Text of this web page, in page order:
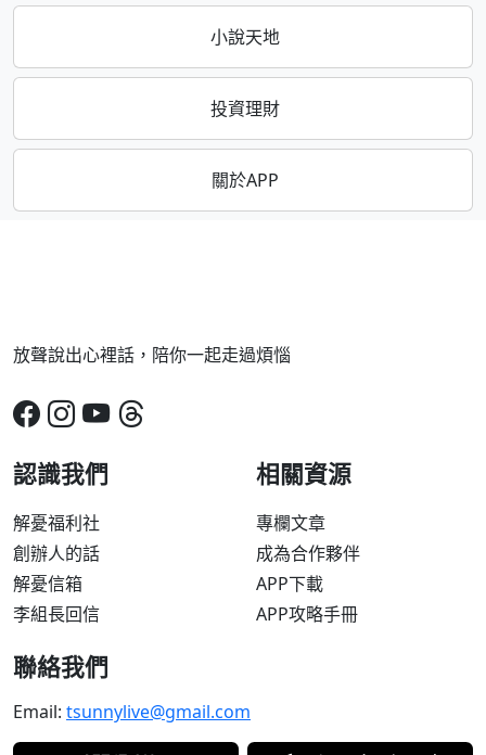
小說天地
投資理財
關於APP
放聲說出心裡話，陪你一起走過煩惱
認識我們
解憂福利社
創辦人的話
解憂信箱
李組長回信
相關資源
專欄文章
成為合作夥伴
APP下載
APP攻略手冊
聯絡我們
Email: tsunnylive@gmail.com